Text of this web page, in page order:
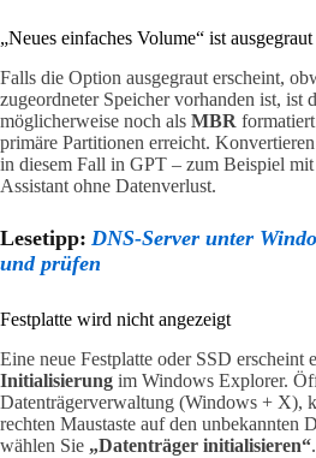
„Neues einfaches Volume“ ist ausgegraut
Falls die Option ausgegraut erscheint,
zugeordneter Speicher vorhanden ist, ist
möglicherweise noch als MBR
primäre Partitionen erreicht.
in diesem Fall in GPT – zum Beispiel
Assistant ohne Datenverlust.
Lesetipp: DNS-Server unter
und prüfen
Festplatte wird nicht angezeigt
Eine neue Festplatte oder SSD erscheint
Initialisierung im Windows Explorer.
Datenträgerverwaltung (Windows + X),
rechten Maustaste auf den unbekannten
wählen Sie „Datenträger initialisieren“.